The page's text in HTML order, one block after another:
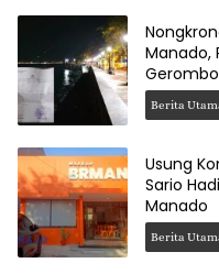
Manado,
Berita
Usung
Sario
Manado
Berita